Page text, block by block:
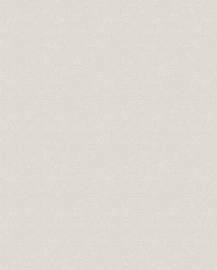
福利厚生 主要施設一覧 寮
福利厚生 主要施設一覧 福祉施設等
関係会社 東燃グループ会社一覧 平成元年6
沿革 年表 1859(安政